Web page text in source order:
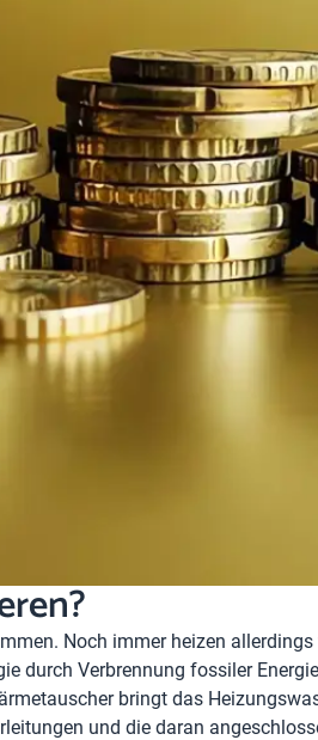
Noch immer heizen allerdings
durch Verbrennung fossiler
bringt das
und die daran